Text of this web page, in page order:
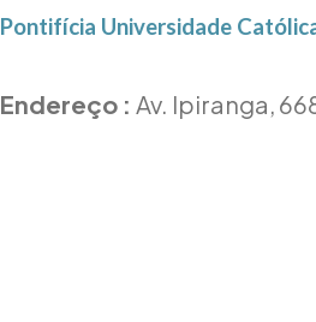
Pontifícia Universidade
Endereço : Av. Ipiranga,